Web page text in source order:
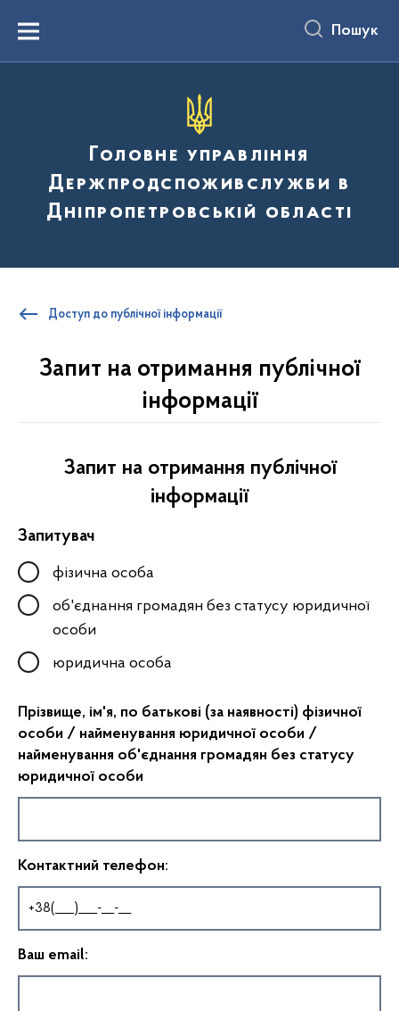
вмістуMenu Пошук
Головне управління
Держпродспоживслужби в
Дніпропетровській області
Доступ до публічної інформації
Запит на отримання публічної
інформації
Запит на отримання публічної
інформації
Запитувач
фізична особа
об'єднання громадян без статусу юридичної
особи
юридична особа
Прізвище, ім'я, по батькові (за наявності) фізичної
особи / найменування юридичної особи /
найменування об'єднання громадян без статусу
юридичної особи
Контактний телефон:
Ваш email: